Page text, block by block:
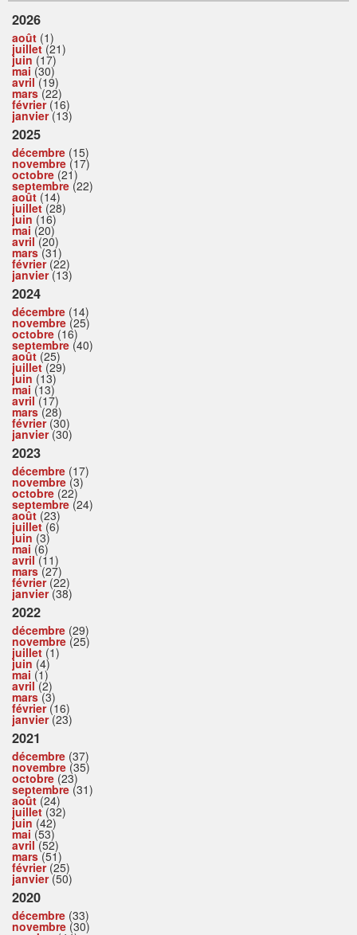
2026
août (1)
juillet(21)
juin (17)
mai (30)
avril(19)
mars(22)
février(16)
janvier(13)
2025
décembre (15)
novembre (17)
octobre (21)
septembre (22)
août (14)
juillet(28)
juin (16)
mai (20)
avril(20)
mars(31)
février(22)
janvier(13)
2024
décembre (14)
novembre (25)
octobre (16)
septembre (40)
août (25)
juillet(29)
juin (13)
mai (13)
avril(17)
mars(28)
février(30)
janvier(30)
2023
décembre (17)
novembre (3)
octobre (22)
septembre (24)
août (23)
juillet(6)
juin (3)
mai (6)
avril(11)
mars(27)
février(22)
janvier(38)
2022
décembre (29)
novembre (25)
juillet (1)
juin (4)
mai (1)
avril(2)
mars(3)
février(16)
janvier(23)
2021
décembre (37)
novembre (35)
octobre (23)
septembre (31)
août (24)
juillet(32)
juin (42)
mai (53)
avril(52)
mars(51)
février(25)
janvier(50)
2020
décembre (33)
novembre (30)